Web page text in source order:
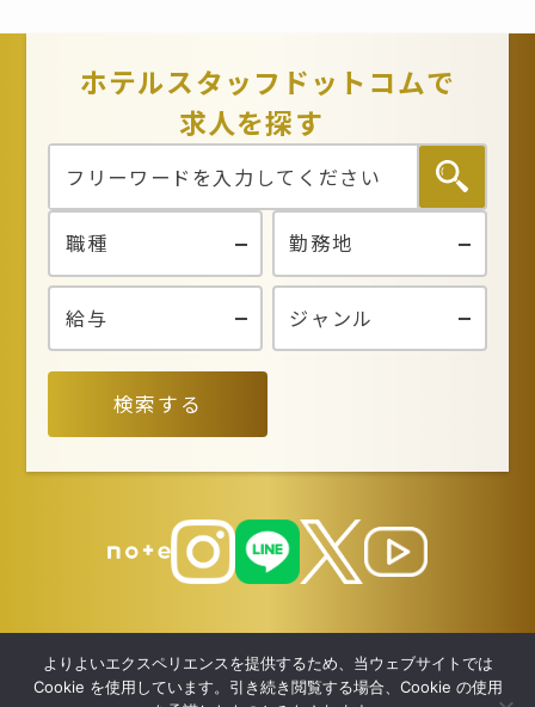
の維持・管理体制の整備・社員教育の徹底等の必要な
措置を講じ、安全対策を実施し個人情報の厳重な管理
個人情報の利用目的
お客さまからお預かりした個人情報は、当社からのご
連絡や業務のご案内やご質問に対する回答として、電
子メールや資料のご送付に利用いたします。
個人情報の第三者への開示・提供の禁止
当社は、お客さまよりお預かりした個人情報を適切に
管理し、次のいずれかに該当する場合を除き、個人情
めに当社が業務を委託する業者に対して開示する場合
法令に基づき開示することが必要である場合
当社は、個人情報の正確性及び安全性確保のために、
セキュリティに万全の対策を講じています。
ホテルスタッフドットコムで
求人を探す
検索する
よりよいエクスペリエンスを提供するため、当ウェブサイトでは
Cookie を使用しています。引き続き閲覧する場合、Cookie の使用